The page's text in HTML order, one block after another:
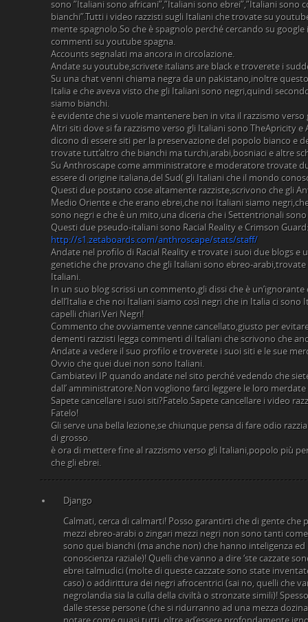
sono ”Italiani sono africani”,”Italiani sono ebrei”,”Italiani sono
bianchi”.Tutti i video razzisti sugli Italiani che trovate su
mente spagnolo.So che è spagnolo perché cercando su
commenti su youtube spagna.
Accounts segnalati ma ancora in circolazione.
Andate su youtube,scrivete italians are black e troverete i
Su una chat venni chiama negra da un pakistano,inoltre
Italia e che aveva visto che gli Italiani sono negri,quindi
siamo bianchi.
è evidente che si vuole mantenere ben in vita il razzismo verso
Altri siti dove si fa razzismo verso gli Italiani sono TheApricity
dicono di essere siti per la preservazione del popolo bianco e
trovate tutt’altro che bianchi ma turchi,arabi,bosniaci e altre
Su Anthroscape come amministratore e moderatore trovate
essere di origine italiana,del Sud( gli Italiani che il mondo
Questi due postano cose altamente razziste,scrivono che gli
Medio Oriente e che erano ebrei,che noi Italiani siamo
sono negri e che è un mito,una diceria che i Settentrionali
Questi due pseudo-italiani sono Racial Reality e Crimson Guard:
http://s1.zetaboards.com/anthroscape/stats/staff/
Andate nel profilo di Racial Reality e trovate i suoi due blogs e
genetiche che provano che gli Italiani sono ebreo-
Italiani.
In un suo blog scrissi un commento,gli dissi che è
dell’Italia e che noi Italiani siamo così negri che in Italia ci sono
capelli chiari.Veri Negri!
Commento che ovviamente venne cancellato,giusto per
dementi razzisti legga commenti di Italiani che scrivono che
Andate a vedere il suo profilo e troverete i suoi siti e le sue
Ovvio che quei duei non sono Italiani.
Cambiatevi IP quando andate nel sito perché vedendo che
dall’ amministratore.Non vogliono farci leggere le loro
Sapete cancellare i suoi siti?Fatelo.Sapete cancellare i video
Fatelo!
Gli serve una bella lezione,se chiunque pensa di fare odio
di grosso.
è ora di mettere fine al razzismo verso gli Italiani,popolo più
che gli ebrei.
Django
Calmati, cerca di calmarti! Posso garantirti che di gente che
mezzi ebreo-arabi o zingari mezzi negri non sono tanti
sono quei bianchi (ma anche non) che hanno inteligenza
conoscienza raziale)! Quelli che vanno a dire ‘ste cazzate
ebrei talmudici (molte di queste cazzate sono state
caso) o addirittura dei negri afrocentrici (sai no, quelli che
negrolandia sia la culla della civiltà o stronzate simili)!
dalle stesse persone (che si ridurranno ad una mezza